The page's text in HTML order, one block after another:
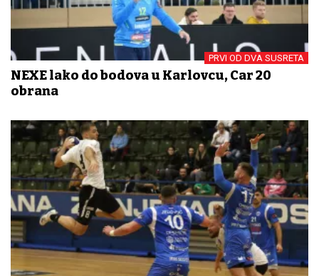
PRVI OD DVA SUSRETA
NEXE lako do bodova u Karlovcu, Car 20
obrana